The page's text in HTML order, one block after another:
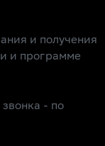
и получения
и программе
- по